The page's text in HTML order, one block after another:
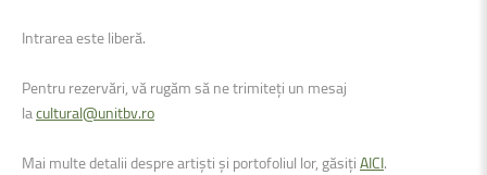
Intrarea este liberă.
Pentru rezervări, vă rugăm să ne trimiteți un mesaj
lacultural@unitbv.ro
Mai multe detalii despre artiști și portofoliul lor, găsițiAICI.